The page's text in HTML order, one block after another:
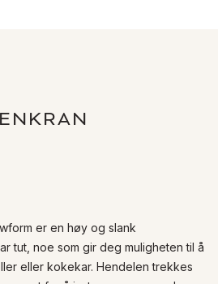
er en høy og slank
tut, noe som gir deg muligheten til å
eller kokekar. Hendelen trekkes